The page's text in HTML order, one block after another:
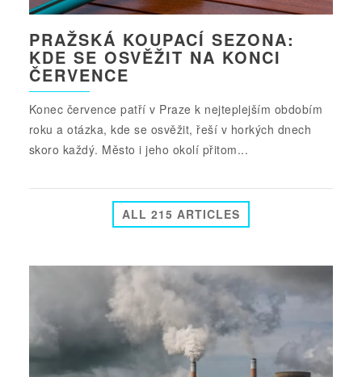
PRAŽSKÁ KOUPACÍ SEZONA:
KDE SE OSVĚŽIT NA KONCI
ČERVENCE
Konec července patří v Praze k nejteplejším obdobím
roku a otázka, kde se osvěžit, řeší v horkých dnech
skoro každý. Město i jeho okolí přitom...
ALL 215 ARTICLES